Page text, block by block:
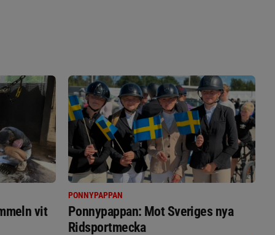
vit
PONNYPAPPAN
Ponnypappan: Mot Sveriges nya
Ridsportmecka